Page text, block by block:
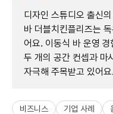
디자인 스튜디오 출신
바 더블치킨플리즈는
어요. 이동식 바 운영
두 개의 공간 컨셉과 마
자극해 주목받고 있어
비즈니스 기업 사례